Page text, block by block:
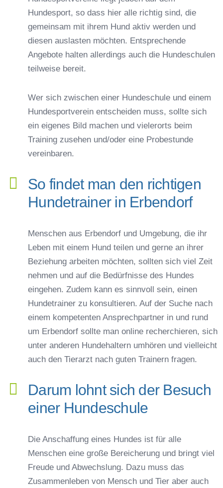
Hundesport, so dass hier alle richtig sind, die
gemeinsam mit ihrem Hund aktiv werden und
diesen auslasten möchten. Entsprechende
Angebote halten allerdings auch die Hundeschulen
teilweise bereit.
Wer sich zwischen einer Hundeschule und einem
Hundesportverein entscheiden muss, sollte sich
ein eigenes Bild machen und vielerorts beim
Training zusehen und/oder eine Probestunde
vereinbaren.
So findet man den richtigen
Hundetrainer in Erbendorf
Menschen aus Erbendorf und Umgebung, die ihr
Leben mit einem Hund teilen und gerne an ihrer
Beziehung arbeiten möchten, sollten sich viel Zeit
nehmen und auf die Bedürfnisse des Hundes
eingehen. Zudem kann es sinnvoll sein, einen
Hundetrainer zu konsultieren. Auf der Suche nach
einem kompetenten Ansprechpartner in und rund
um Erbendorf sollte man online recherchieren, sich
unter anderen Hundehaltern umhören und vielleicht
auch den Tierarzt nach guten Trainern fragen.
Darum lohnt sich der Besuch
einer Hundeschule
Die Anschaffung eines Hundes ist für alle
Menschen eine große Bereicherung und bringt viel
Freude und Abwechslung. Dazu muss das
Zusammenleben von Mensch und Tier aber auch